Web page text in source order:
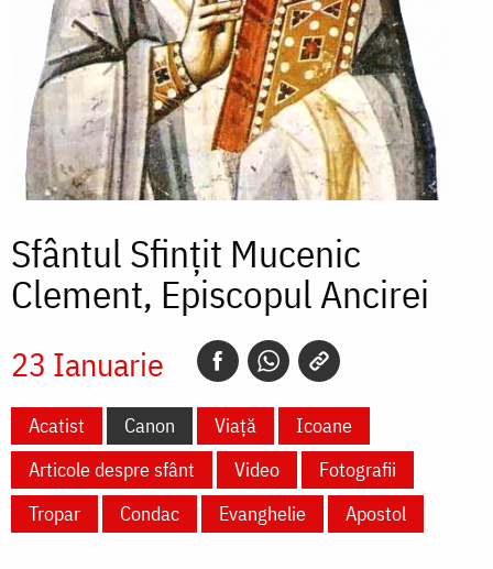
Sfântul Sfințit Mucenic
Clement, Episcopul Ancirei
23 Ianuarie
Acatist Canon Viață
Icoane
Articole despre sfânt
Video
Fotografii
Tropar
Condac Evanghelie Apostol